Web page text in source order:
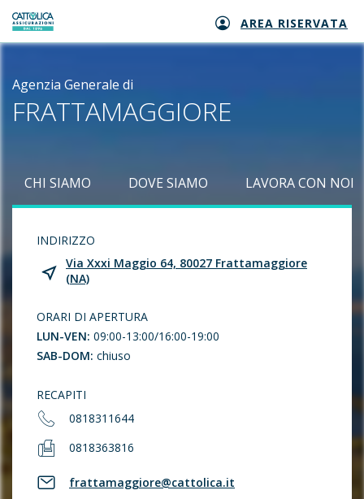
Generali logo AREA RISERVATA
Agenzia Generale di
FRATTAMAGGIORE
CHI SIAMO DOVE SIAMO LAVORA CON NOI
INDIRIZZO
Via Xxxi Maggio 64, 80027 Frattamaggiore
(NA)
ORARI DI APERTURA
LUN-VEN: 09:00-13:00/16:00-19:00
SAB-DOM: chiuso
RECAPITI
0818311644
0818363816
frattamaggiore@cattolica.it